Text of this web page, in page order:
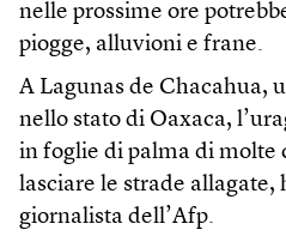
nelle prossime ore
piogge, alluvioni e frane.
A Lagunas de Chacahua,
nello stato di Oaxaca,
in foglie di palma di molte
lasciare le strade allagate,
giornalista dell’Afp.